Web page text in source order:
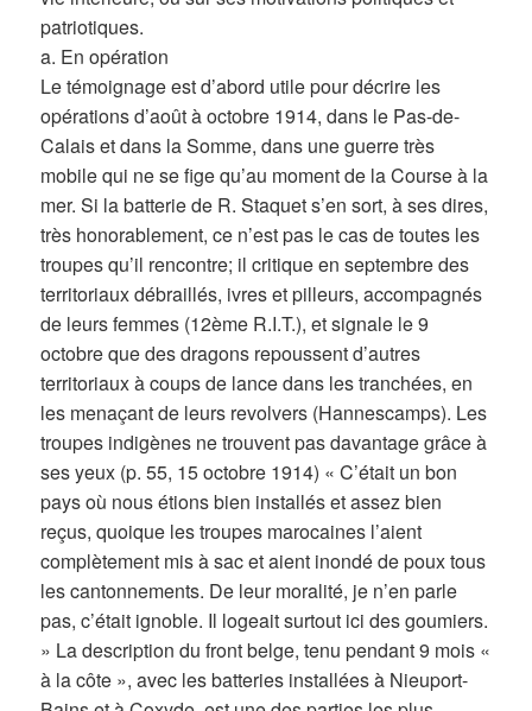
patriotiques.
a. En opération
Le témoignage est d’abord utile pour décrire les
opérations d’août à octobre 1914, dans le Pas-de-
Calais et dans la Somme, dans une guerre très
mobile qui ne se fige qu’au moment de la Course à la
mer. Si la batterie de R. Staquet s’en sort, à ses dires,
très honorablement, ce n’est pas le cas de toutes les
troupes qu’il rencontre; il critique en septembre des
territoriaux débraillés, ivres et pilleurs, accompagnés
de leurs femmes (12ème R.I.T.), et signale le 9
octobre que des dragons repoussent d’autres
territoriaux à coups de lance dans les tranchées, en
les menaçant de leurs revolvers (Hannescamps). Les
troupes indigènes ne trouvent pas davantage grâce à
ses yeux (p. 55, 15 octobre 1914) « C’était un bon
pays où nous étions bien installés et assez bien
reçus, quoique les troupes marocaines l’aient
complètement mis à sac et aient inondé de poux tous
les cantonnements. De leur moralité, je n’en parle
pas, c’était ignoble. Il logeait surtout ici des goumiers.
» La description du front belge, tenu pendant 9 mois «
à la côte », avec les batteries installées à Nieuport-